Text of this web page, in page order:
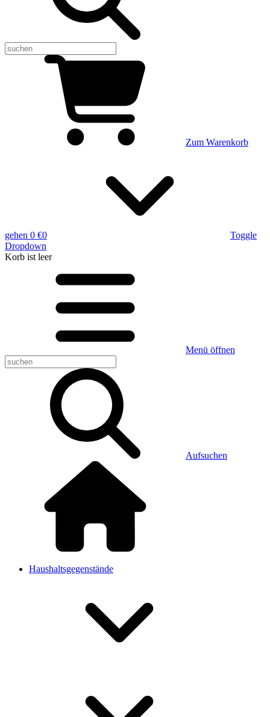
Zum Warenkorb
gehen 0 €0
Toggle
Dropdown
Korb ist leer
Menü öffnen
Aufsuchen
Haushaltsgegenstände